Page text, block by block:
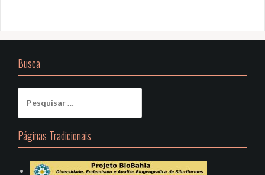
Busca
por:
Páginas Tradicionais